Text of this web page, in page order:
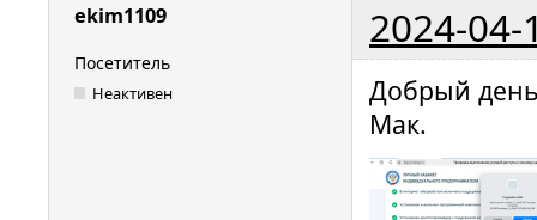
ekim1109 2024-04-
Посетитель
Неактивен
Добрый
Мак.